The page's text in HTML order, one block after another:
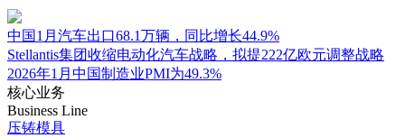
中国1月汽车出口68.1万辆，同比增长44.9%
Stellantis集团收缩电动化汽车战略，拟提222亿欧元调整战略
2026年1月中国制造业PMI为49.3%
核心业务
Business Line
压铸模具